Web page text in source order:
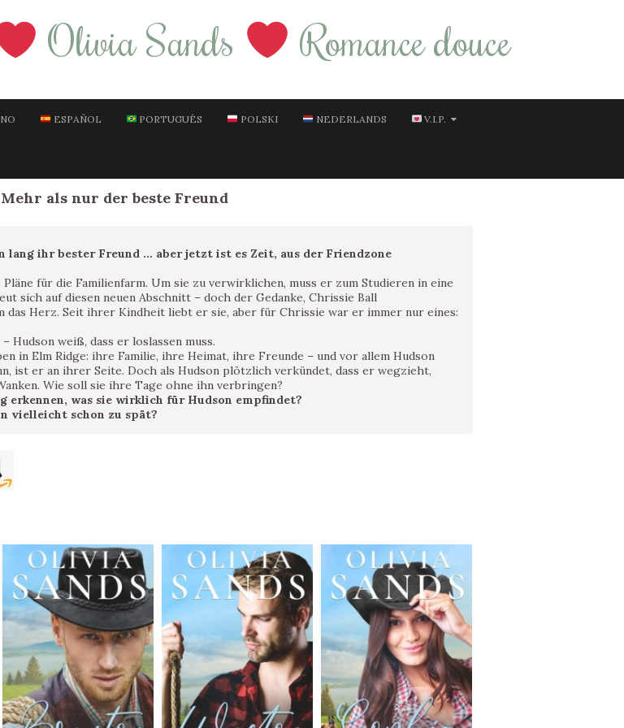
Olivia Sands Romance douce
ESPAÑOL PORTUGUÊS POLSKI NEDERLANDS V.I.P.
als nur der beste Freund
lang ihr bester Freund … aber jetzt ist es Zeit, aus der Friendzone
für die Familienfarm. Um sie zu verwirklichen, muss er zum Studieren in eine
sich auf diesen neuen Abschnitt – doch der Gedanke, Chrissie Ball
das Herz. Seit ihrer Kindheit liebt er sie, aber für Chrissie war er immer nur eines:
Hudson weiß, dass er loslassen muss.
in Elm Ridge: ihre Familie, ihre Heimat, ihre Freunde – und vor allem Hudson
ist er an ihrer Seite. Doch als Hudson plötzlich verkündet, dass er wegzieht,
Wie soll sie ihre Tage ohne ihn verbringen?
erkennen, was sie wirklich für Hudson empfindet?
vielleicht schon zu spät?